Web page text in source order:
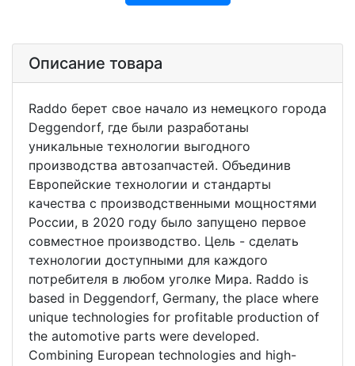
Описание товара
Raddo берет свое начало из немецкого города
Deggendorf, где были разработаны
уникальные технологии выгодного
производства автозапчастей. Объединив
Европейские технологии и стандарты
качества с производственными мощностями
России, в 2020 году было запущено первое
совместное производство. Цель - сделать
технологии доступными для каждого
потребителя в любом уголке Мира. Raddo is
based in Deggendorf, Germany, the place where
unique technologies for profitable production of
the automotive parts were developed.
Combining European technologies and high-